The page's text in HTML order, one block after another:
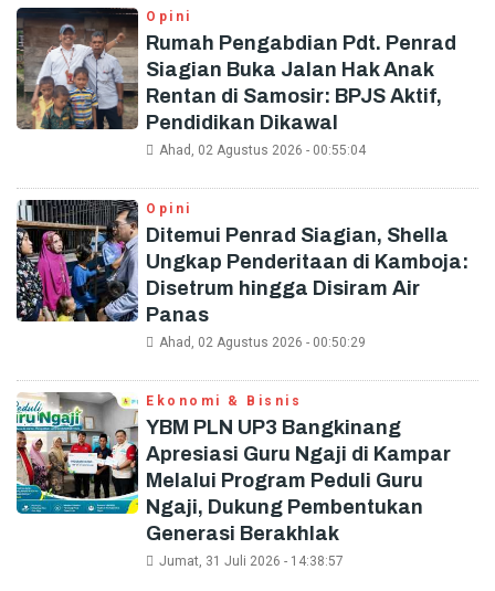
Opini
Rumah Pengabdian Pdt. Penrad
Siagian Buka Jalan Hak Anak
Rentan di Samosir: BPJS Aktif,
Pendidikan Dikawal
Ahad, 02 Agustus 2026 - 00:55:04
Opini
Ditemui Penrad Siagian, Shella
Ungkap Penderitaan di Kamboja:
Disetrum hingga Disiram Air
Panas
Ahad, 02 Agustus 2026 - 00:50:29
Ekonomi & Bisnis
YBM PLN UP3 Bangkinang
Apresiasi Guru Ngaji di Kampar
Melalui Program Peduli Guru
Ngaji, Dukung Pembentukan
Generasi Berakhlak
Jumat, 31 Juli 2026 - 14:38:57